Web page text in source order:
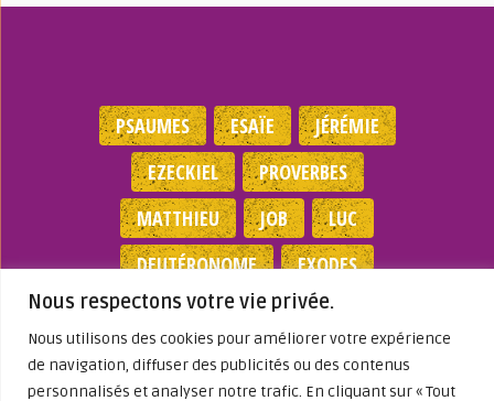
Nous respectons votre vie privée.
Nous utilisons des cookies pour améliorer votre expérience
de navigation, diffuser des publicités ou des contenus
personnalisés et analyser notre trafic. En cliquant sur « Tout
PSAUMES ESAÏE
JÉRÉMIE
EZECKIEL
PROVERBES
MATTHIEU
JOB
LUC
DEUTÉRONOME
EXODES
NOMBRES
JEAN 1 SAMUEL
Mentions légales|Politique de
confidentialité|Partenaires|Dieu A Agi